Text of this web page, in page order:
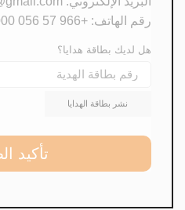
رقم الهاتف: +966 57 056 4000
هل لديك بطاقة هدايا؟
تأكيد